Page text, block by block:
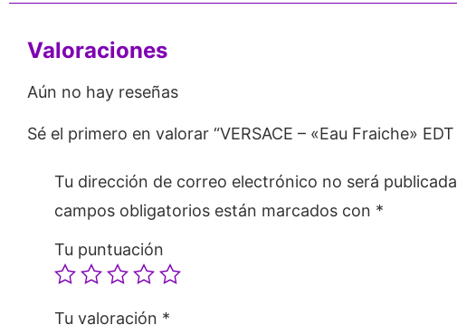
Valoraciones
Aún no hay reseñas
Sé el primero en valorar “VERSACE – «Eau Fraiche»
Tu dirección de correo electrónico no será
campos obligatorios están marcados con *
Tu puntuación
Tu valoración *